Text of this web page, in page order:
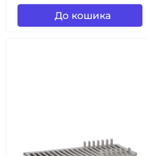
До кошика